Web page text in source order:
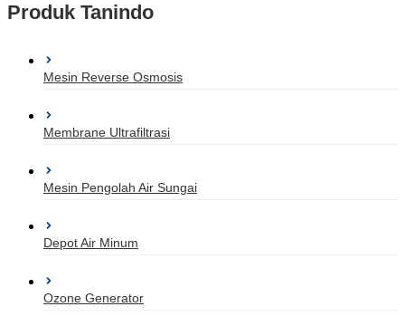
Produk Tanindo
Mesin Reverse Osmosis
Membrane Ultrafiltrasi
Mesin Pengolah Air Sungai
Depot Air Minum
Ozone Generator